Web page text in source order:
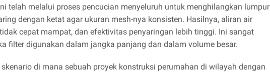
telah melalui proses pencucian menyeluruh untuk menghilangkan lumpur
dengan ketat agar ukuran mesh-nya konsisten. Hasilnya, aliran air
cepat mampat, dan efektivitas penyaringan lebih tinggi. Ini sangat
filter digunakan dalam jangka panjang dan dalam volume besar.
di mana sebuah proyek konstruksi perumahan di wilayah dengan